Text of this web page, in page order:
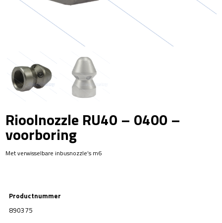
Rioolnozzle RU40 – 0400 –
voorboring
Met verwisselbare inbusnozzle’s m6
Productnummer
890375